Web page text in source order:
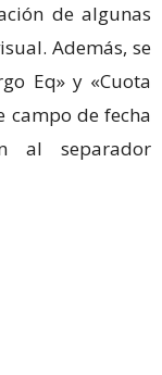
de algunas
Además, se
Eq» y «Cuota
campo de fecha
al separador